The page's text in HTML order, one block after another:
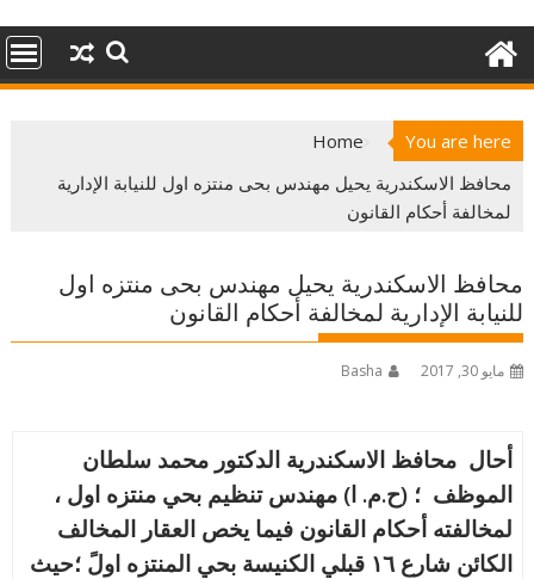
You are here
Home
محافظ الاسكندرية يحيل مهندس بحى منتزه اول للنيابة الإدارية
لمخالفة أحكام القانون
محافظ الاسكندرية يحيل مهندس بحى منتزه اول
للنيابة الإدارية لمخالفة أحكام القانون
مايو 30, 2017 Basha
أحال محافظ الاسكندرية الدكتور محمد سلطان
الموظف ؛ (ح.م. ا) مهندس تنظيم بحي منتزه اول ،
لمخالفته أحكام القانون فيما يخص العقار المخالف
الكائن شارع ١٦ قبلي الكنيسة بحي المنتزه اولً ؛حيث